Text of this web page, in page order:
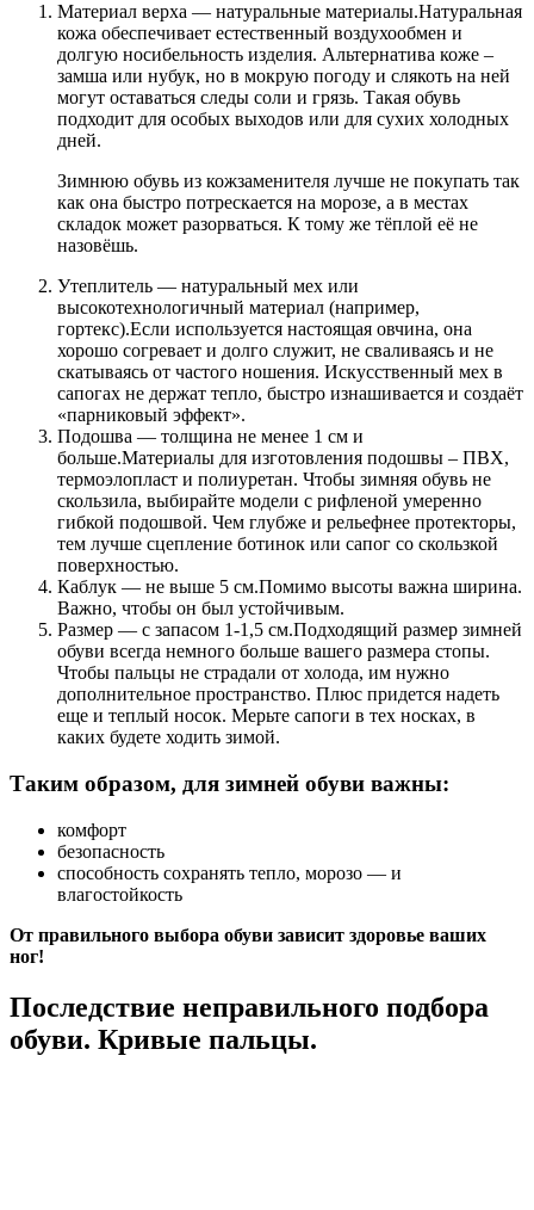
Материал верха — натуральные материалы.Натуральная
кожа обеспечивает естественный воздухообмен и
долгую носибельность изделия. Альтернатива коже –
замша или нубук, но в мокрую погоду и слякоть на ней
могут оставаться следы соли и грязь. Такая обувь
подходит для особых выходов или для сухих холодных
дней.
Зимнюю обувь из кожзаменителя лучше не покупать так
как она быстро потрескается на морозе, а в местах
складок может разорваться. К тому же тёплой её не
назовёшь.
Утеплитель — натуральный мех или
высокотехнологичный материал (например,
гортекс).Если используется настоящая овчина, она
хорошо согревает и долго служит, не сваливаясь и не
скатываясь от частого ношения. Искусственный мех в
сапогах не держат тепло, быстро изнашивается и создаёт
«парниковый эффект».
Подошва — толщина не менее 1 см и
больше.Материалы для изготовления подошвы – ПВХ,
термоэлопласт и полиуретан. Чтобы зимняя обувь не
скользила, выбирайте модели с рифленой умеренно
гибкой подошвой. Чем глубже и рельефнее протекторы,
тем лучше сцепление ботинок или сапог со скользкой
поверхностью.
Каблук — не выше 5 см.Помимо высоты важна ширина.
Важно, чтобы он был устойчивым.
Размер — с запасом 1-1,5 см.Подходящий размер зимней
обуви всегда немного больше вашего размера стопы.
Чтобы пальцы не страдали от холода, им нужно
дополнительное пространство. Плюс придется надеть
еще и теплый носок. Мерьте сапоги в тех носках, в
каких будете ходить зимой.
Таким образом, для зимней обуви важны:
комфорт
безопасность
способность сохранять тепло, морозо — и
влагостойкость
От правильного выбора обуви зависит здоровье ваших
ног!
Последствие неправильного подбора
обуви. Кривые пальцы.